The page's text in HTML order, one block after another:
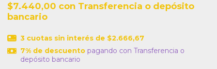
$7.440,00 con Transferencia o depósito
bancario
3 cuotas sin interés de $2.666,67
7% de descuentopagando con Transferencia o
depósito bancario